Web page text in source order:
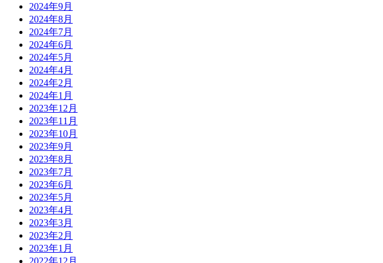
2024年9月
2024年8月
2024年7月
2024年6月
2024年5月
2024年4月
2024年2月
2024年1月
2023年12月
2023年11月
2023年10月
2023年9月
2023年8月
2023年7月
2023年6月
2023年5月
2023年4月
2023年3月
2023年2月
2023年1月
2022年12月